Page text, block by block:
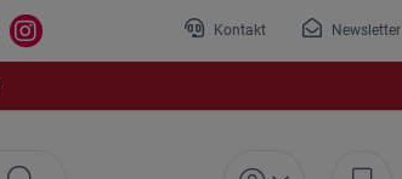
Kontakt Newsletter